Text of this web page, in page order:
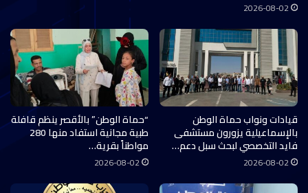
2026-08-02
قيادات ونواب حماة الوطن
بالإسماعيلية يزورون مستشفى
فايد التخصصي لبحث سبل دعم…
2026-08-02
“حماة الوطن” بالأقصر ينظم قافلة
طبية مجانية استفاد منها 280
مواطناً بقرية…
2026-08-02